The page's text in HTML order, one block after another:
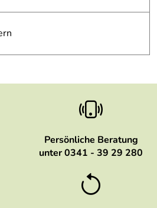
Persönliche Beratung
unter 0341 - 39 29 280